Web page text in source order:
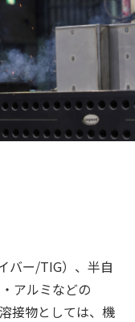
バー/TIG）、半自
アルミなどの
接物としては、機